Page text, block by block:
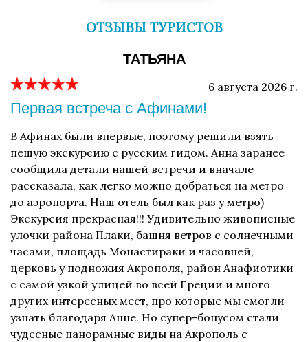
ОТЗЫВЫ ТУРИСТОВ
ТАТЬЯНА
6 августа 2026 г.
Первая встреча с Афинами!
В Афинах были впервые, поэтому решили взять
пешую экскурсию с русским гидом. Анна заранее
сообщила детали нашей встречи и вначале
рассказала, как легко можно добраться на метро
до аэропорта. Наш отель был как раз у метро)
Экскурсия прекрасная!!! Удивительно живописные
улочки района Плаки, башня ветров с солнечными
часами, площадь Монастираки и часовней,
церковь у подножия Акрополя, район Анафиотики
с самой узкой улицей во всей Греции и много
других интересных мест, про которые мы смогли
узнать благодаря Анне. Но супер-бонусом стали
чудесные панорамные виды на Акрополь с